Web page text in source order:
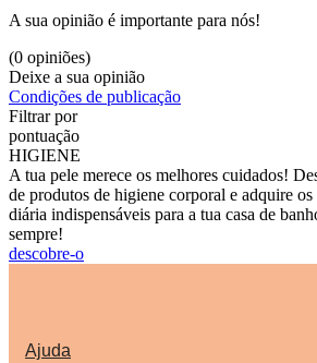
A sua opinião é importante para nós!
(0 opiniões)
Deixe a sua opinião
Condições de publicação
Filtrar por
pontuação
HIGIENE
A tua pele merece os melhores cuidados!
de produtos de higiene corporal e adquire
diária indispensáveis para a tua casa de
sempre!
descobre-o
Ajuda